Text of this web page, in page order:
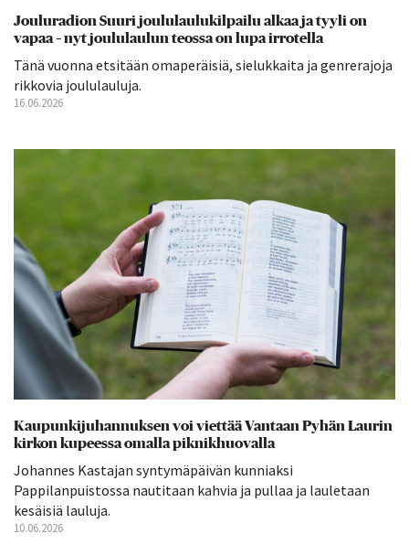
Jouluradion Suuri joululaulukilpailu alkaa ja tyyli on
vapaa – nyt joululaulun teossa on lupa irrotella
Tänä vuonna etsitään omaperäisiä, sielukkaita ja genrerajoja
rikkovia joululauluja.
16.06.2026
Kaupunkijuhannuksen voi viettää Vantaan Pyhän Laurin
kirkon kupeessa omalla piknikhuovalla
Johannes Kastajan syntymäpäivän kunniaksi
Pappilanpuistossa nautitaan kahvia ja pullaa ja lauletaan
kesäisiä lauluja.
10.06.2026